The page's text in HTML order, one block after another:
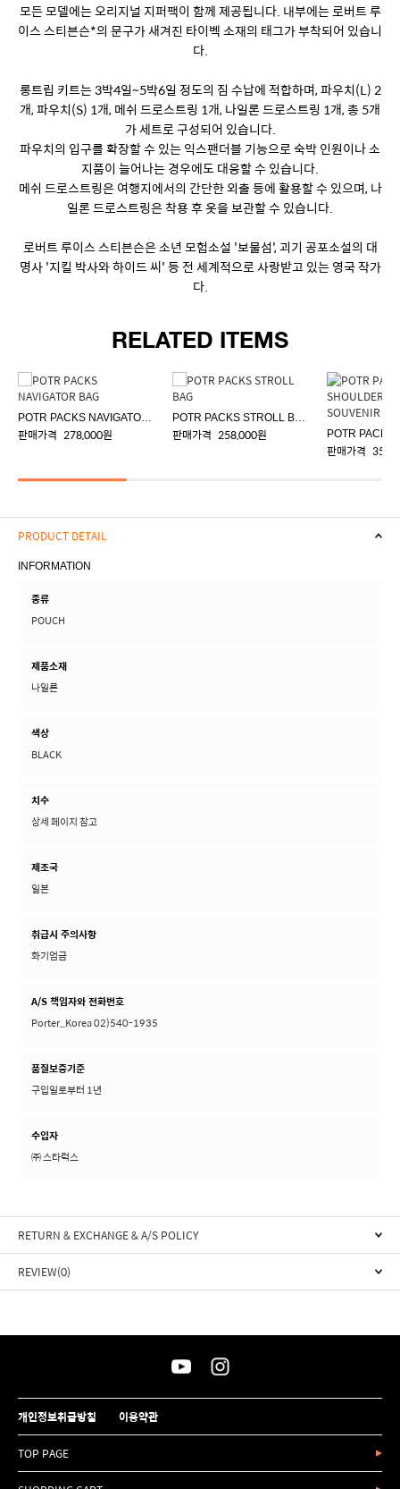
모든 모델에는 오리지널 지퍼팩이 함께 제공됩니다. 내부에는 로버트 루
이스 스티븐슨*의 문구가 새겨진 타이벡 소재의 태그가 부착되어 있습니
다.
롱트립 키트는 3박4일~5박6일 정도의 짐 수납에 적합하며, 파우치(L) 2
개, 파우치(S) 1개, 메쉬 드로스트링 1개, 나일론 드로스트링 1개, 총 5개
가 세트로 구성되어 있습니다.
파우치의 입구를 확장할 수 있는 익스팬더블 기능으로 숙박 인원이나 소
지품이 늘어나는 경우에도 대응할 수 있습니다.
메쉬 드로스트링은 여행지에서의 간단한 외출 등에 활용할 수 있으며, 나
일론 드로스트링은 착용 후 옷을 보관할 수 있습니다.
로버트 루이스 스티븐슨은 소년 모험소설 '보물섬', 괴기 공포소설의 대
명사 '지킬 박사와 하이드 씨' 등 전 세계적으로 사랑받고 있는 영국 작가
다.
RELATED ITEMS
POTR PACKS NAVIGATOR BAG
판매가격 278,000원
POTR PACKS STROLL BAG
판매가격 258,000원
판매가격
PRODUCT DETAIL
INFORMATION
종류
POUCH
제품소재
나일론
색상
BLACK
치수
상세 페이지 참고
제조국
일본
취급시 주의사항
화기엄금
A/S 책임자와 전화번호
Porter_Korea 02)540-1935
품질보증기준
구입일로부터 1년
수입자
㈜ 스타럭스
RETURN & EXCHANGE & A/S POLICY
REVIEW(0)
개인정보취급방침 이용약관
TOP PAGE